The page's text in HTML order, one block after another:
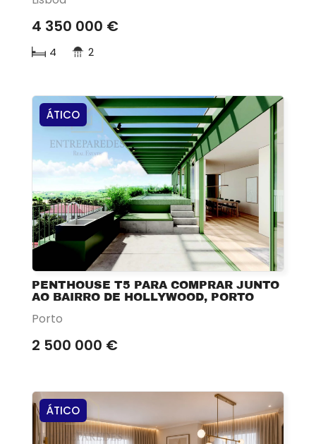
4 350 000 €
4 2
ÁTICO
PENTHOUSE T5 PARA COMPRAR JUNTO
AO BAIRRO DE HOLLYWOOD, PORTO
Porto
2 500 000 €
ÁTICO